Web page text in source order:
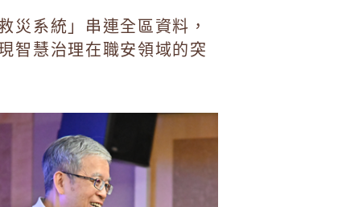
災系統」串連全區資料，
智慧治理在職安領域的突